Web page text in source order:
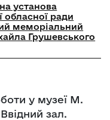
установа
обласної ради
меморіальний
Грушевського
у музеї М.
зал.